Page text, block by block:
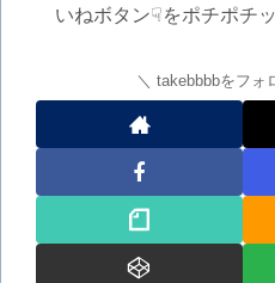
いねボタン☟をポチポチ
takebbbbをフォ